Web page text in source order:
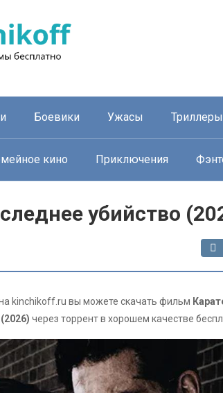
Боевики Ужасы Триллеры
кино Приключения
убийство
kinchikoff.ru вы можете скачать фильм
(2026) через торрент в хорошем качестве